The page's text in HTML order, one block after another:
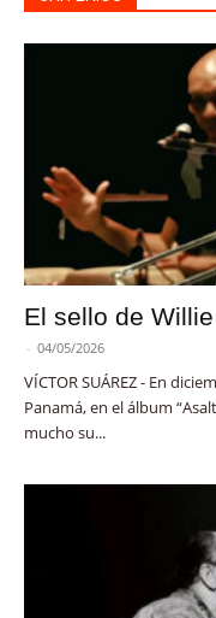
El sello de
- 04/05/2026
VÍCTOR SUÁREZ - En
Panamá, en el álbum
mucho su...